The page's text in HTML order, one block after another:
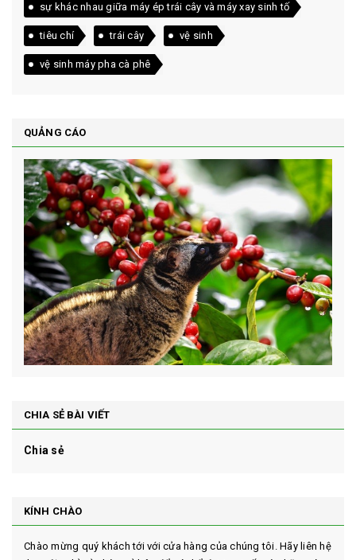
sự khác nhau giữa máy ép trái cây và máy xay sinh tố
tiêu chí trái cây vệ sinh
vệ sinh máy pha cà phê
QUẢNG CÁO
CHIA SẺ BÀI VIẾT
Chia sẻ
KÍNH CHÀO
Chào mừng quý khách tới với cửa hàng của chúng tôi. Hãy liên hệ